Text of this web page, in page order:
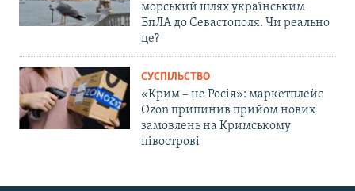
морський шлях українським
БпЛА до Севастополя. Чи реально
це?
СУСПІЛЬСТВО
«Крим – не Росія»: маркетплейс
Ozon припинив прийом нових
замовлень на Кримському
півострові